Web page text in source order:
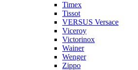
Timex
Tissot
VERSUS Versace
Viceroy
Victorinox
Wainer
Wenger
Zippo